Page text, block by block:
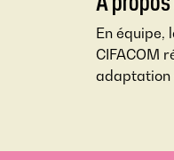
En équipe,
CIFACOM
adaptation